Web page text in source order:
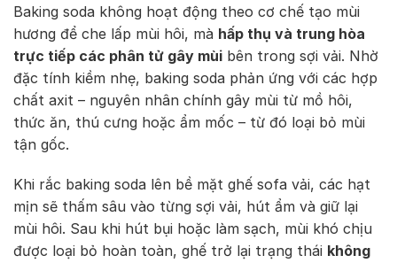
Baking soda không hoạt động theo cơ chế tạo mùi
hương để che lấp mùi hôi, mà hấp thụ và trung hòa
trực tiếp các phân tử gây mùi bên trong sợi vải. Nhờ
đặc tính kiềm nhẹ, baking soda phản ứng với các hợp
chất axit – nguyên nhân chính gây mùi từ mồ hôi,
thức ăn, thú cưng hoặc ẩm mốc – từ đó loại bỏ mùi
tận gốc.
Khi rắc baking soda lên bề mặt ghế sofa vải, các hạt
mịn sẽ thấm sâu vào từng sợi vải, hút ẩm và giữ lại
mùi hôi. Sau khi hút bụi hoặc làm sạch, mùi khó chịu
được loại bỏ hoàn toàn, ghế trở lại trạng thái không